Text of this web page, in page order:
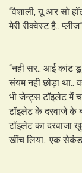
“वैशाली, यू आर सो
मेरी रीक्वेस्ट है..
“नही सर.. आई कांट डू
संयम नही छोड़ा था..
भी जेन्ट्स टॉइलेट में
टॉइलेट के दरवाजे के
टॉइलेट का दरवाजा
खींच लिया.. एक सेकंड